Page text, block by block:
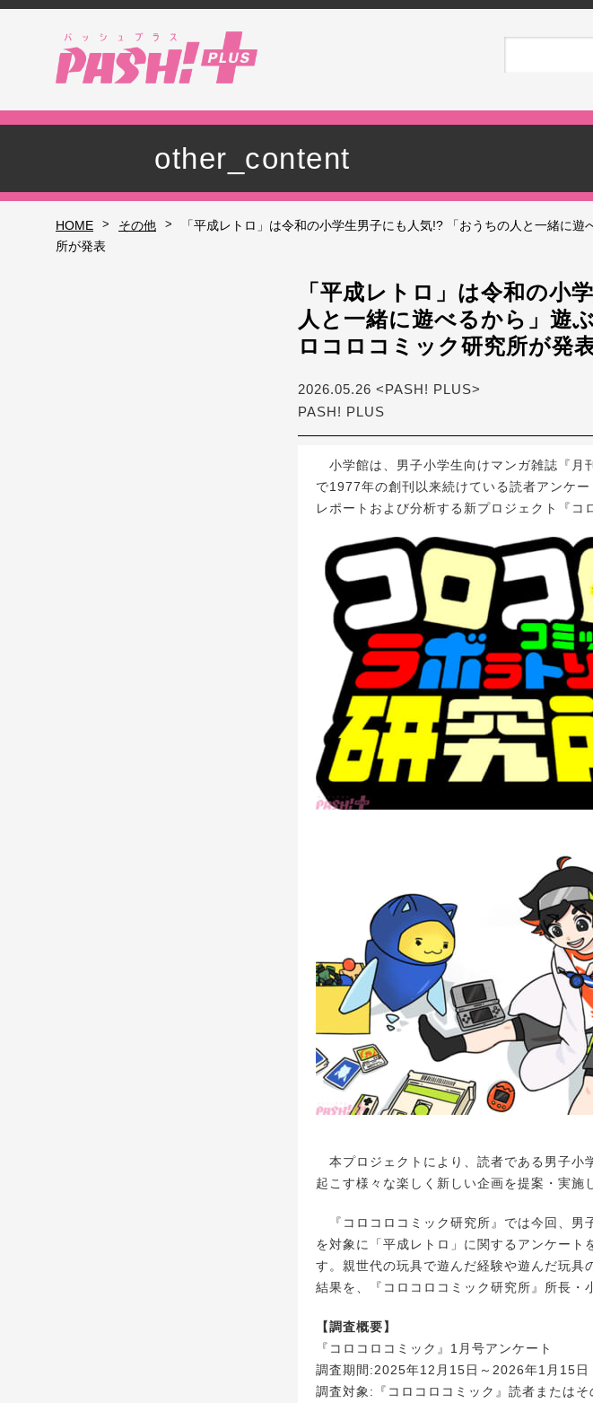
other_content
HOME > その他 >
「平成レトロ」は令和の小学生男子にも人気!? 「おうちの人と一緒に
所が発表
「平成レトロ」は令和の小
人と一緒に遊べるから」遊
ロコロコミック研究所が発
2026.05.26 <PASH! PLUS>
PASH! PLUS
小学館は、男子小学生向けマンガ雑誌『月
で1977年の創刊以来続けている読者アンケ
レポートおよび分析する新プロジェクト『コ
本プロジェクトにより、読者である男子小
起こす様々な楽しく新しい企画を提案・実施
『コロコロコミック研究所』では今回、男
を対象に「平成レトロ」に関するアンケー
す。親世代の玩具で遊んだ経験や遊んだ玩具
結果を、『コロコロコミック研究所』所長・
【調査概要】
『コロコロコミック』1月号アンケート
調査期間:2025年12月15日～2026年1月15日
調査対象:『コロコロコミック』読者またはそ